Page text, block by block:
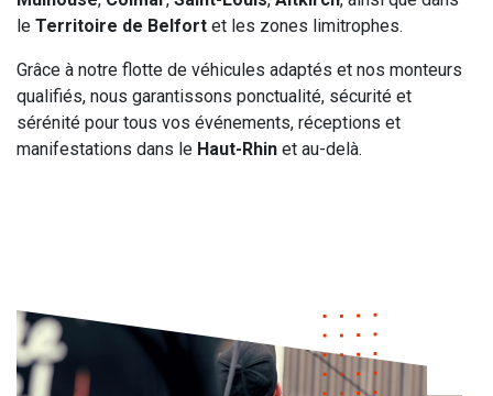
le Territoire de Belfort et les zones limitrophes.
Grâce à notre flotte de véhicules adaptés et nos monteurs
qualifiés, nous garantissons ponctualité, sécurité et
sérénité pour tous vos événements, réceptions et
manifestations dans le Haut-Rhin et au-delà.